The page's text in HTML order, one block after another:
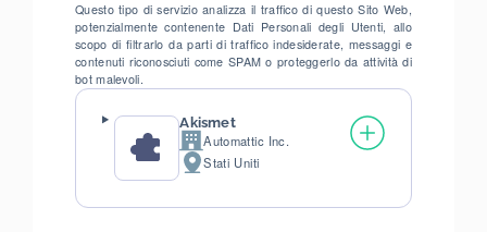
Questo tipo di servizio analizza il traffico di questo Sito Web,
potenzialmente contenente Dati Personali degli Utenti, allo
scopo di filtrarlo da parti di traffico indesiderate, messaggi e
contenuti riconosciuti come SPAM o proteggerlo da attività di
bot malevoli.
Akismet
Azienda:Automattic Inc.
Luogo
trattamento:
Stati Uniti